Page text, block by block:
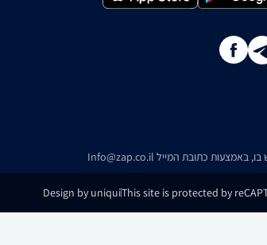
בו, באמצעות כתובת המייל Info@zap.co.il
This site is protected by
Design by uniqui